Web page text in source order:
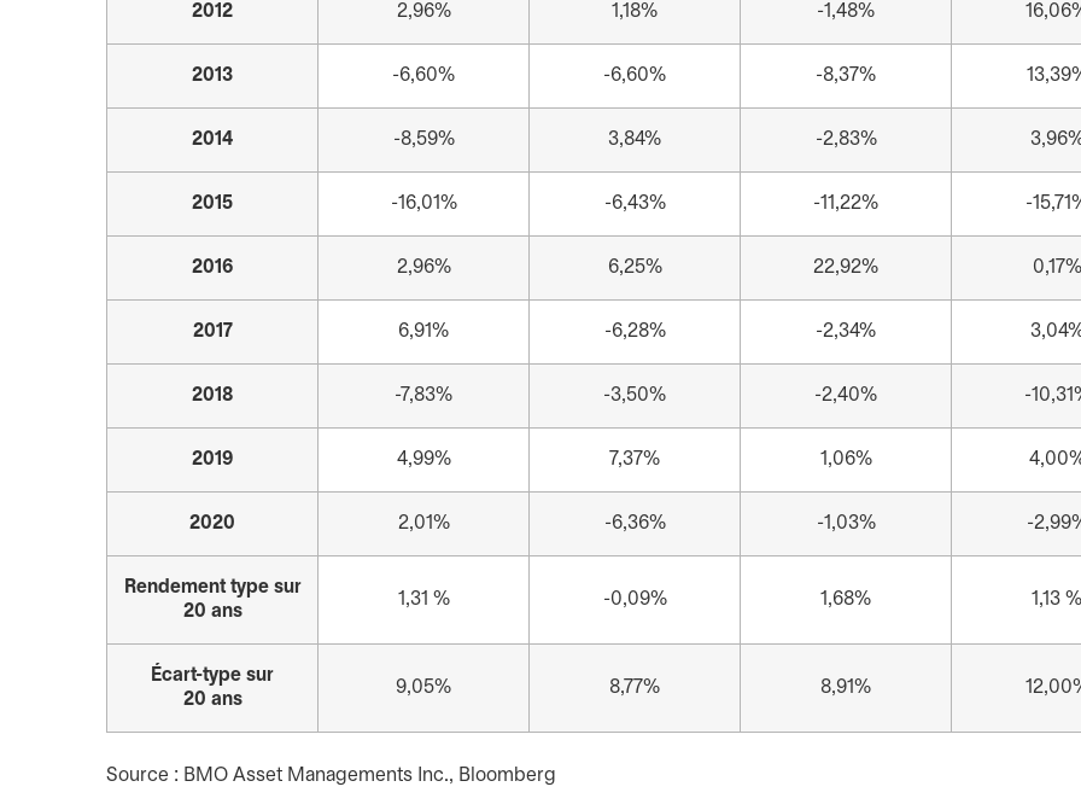
2012 2,96% 1,18% -1,48%
2013 -6,60% -6,60% -8,37%
2014 -8,59% 3,84% -2,83%
2015 -16,01% -6,43% -11,22% -
2016 2,96% 6,25% 22,92% 0,17%
2017 6,91% -6,28% -2,34%
2018 -7,83% -3,50% -2,40% -
2019 4,99% 7,37% 1,06%
2020 2,01% -6,36% -1,03% -
Rendement type sur
20 ans
1,31 % -0,09% 1,68% 1,13 %
Écart-type sur
20 ans
9,05% 8,77% 8,91%
Source : BMO Asset Managements Inc., Bloomberg